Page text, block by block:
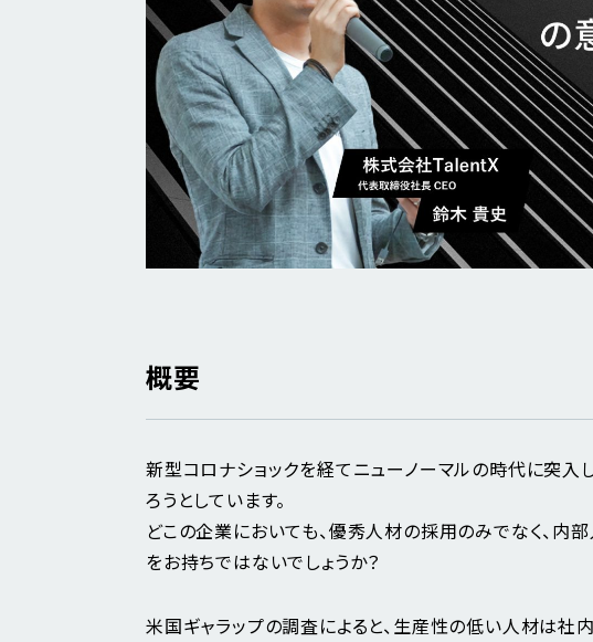
概要
新型コロナショックを経てニューノーマルの時代に突
ろうとしています。
どこの企業においても、優秀人材の採用のみでなく、
をお持ちではないでしょうか？
米国ギャラップの調査によると、生産性の低い人材は社